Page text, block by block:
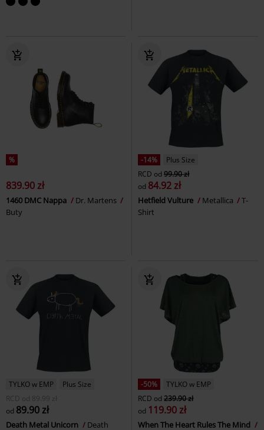
%
839.90 zł
1460 DMC Nappa
Dr. Martens
Buty
-14%
Plus Size
RCD od 99.90 zł
od 84.92 zł
Hetfield Vulture Metallica
T-
Shirt
TYLKO w EMP
Plus Size
RCD
od 89.99 zł
od 89.90 zł
Death Metal Unicorn
Death
-50%
TYLKO w EMP
RCD od 239.90 zł
od 119.90 zł
When The Heart Rules The Mind